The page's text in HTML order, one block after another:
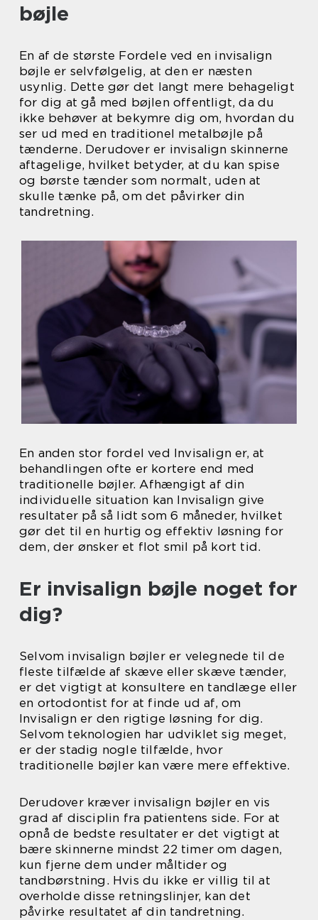
bøjle
En af de største Fordele ved en invisalign
bøjle er selvfølgelig, at den er næsten
usynlig. Dette gør det langt mere behageligt
for dig at gå med bøjlen offentligt, da du
ikke behøver at bekymre dig om, hvordan du
ser ud med en traditionel metalbøjle på
tænderne. Derudover er invisalign skinnerne
aftagelige, hvilket betyder, at du kan spise
og børste tænder som normalt, uden at
skulle tænke på, om det påvirker din
tandretning.
En anden stor fordel ved Invisalign er, at
behandlingen ofte er kortere end med
traditionelle bøjler. Afhængigt af din
individuelle situation kan Invisalign give
resultater på så lidt som 6 måneder, hvilket
gør det til en hurtig og effektiv løsning for
dem, der ønsker et flot smil på kort tid.
Er invisalign bøjle noget for
dig?
Selvom invisalign bøjler er velegnede til de
fleste tilfælde af skæve eller skæve tænder,
er det vigtigt at konsultere en tandlæge eller
en ortodontist for at finde ud af, om
Invisalign er den rigtige løsning for dig.
Selvom teknologien har udviklet sig meget,
er der stadig nogle tilfælde, hvor
traditionelle bøjler kan være mere effektive.
Derudover kræver invisalign bøjler en vis
grad af disciplin fra patientens side. For at
opnå de bedste resultater er det vigtigt at
bære skinnerne mindst 22 timer om dagen,
kun fjerne dem under måltider og
tandbørstning. Hvis du ikke er villig til at
overholde disse retningslinjer, kan det
påvirke resultatet af din tandretning.